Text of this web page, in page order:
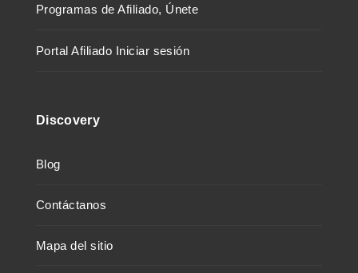
Programas de Afiliado, Únete
Portal Afiliado Iniciar sesión
Discovery
Blog
Contáctanos
Mapa del sitio